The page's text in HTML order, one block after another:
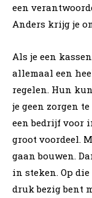
een
Anders krijg je
Als je een
allemaal een
regelen. Hun
je geen zorgen
een bedrijf voor
groot voordeel.
gaan bouwen.
in steken. Op
druk bezig bent